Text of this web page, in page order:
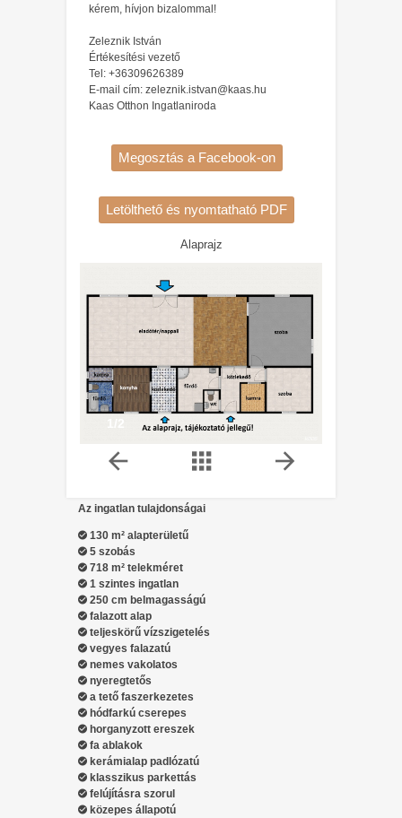
kérem, hívjon bizalommal!
Zeleznik István
Értékesítési vezető
Tel: +36309626389
E-mail cím: zeleznik.istvan@kaas.hu
Kaas Otthon Ingatlaniroda
Megosztás a Facebook-on
Letölthető és nyomtatható PDF
Alaprajz
Az ingatlan tulajdonságai
130 m² alapterületű
5 szobás
718 m² telekméret
1 szintes ingatlan
250 cm belmagasságú
falazott alap
teljeskörű vízszigetelés
vegyes falazatú
nemes vakolatos
nyeregtetős
a tető faszerkezetes
hódfarkú cserepes
horganyzott ereszek
fa ablakok
kerámialap padlózatú
klasszikus parkettás
felújításra szorul
közepes állapotú